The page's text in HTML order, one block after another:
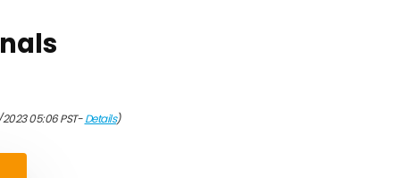
05:06 PST-Details)